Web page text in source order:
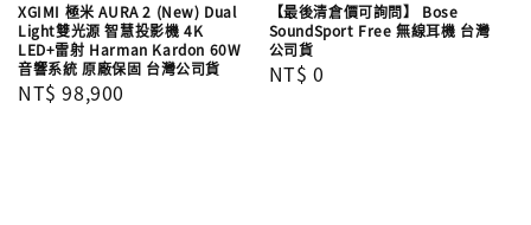
XGIMI 極米 AURA 2 (New) Dual
Light雙光源 智慧投影機 4K
LED+雷射 Harman Kardon 60W
音響系統 原廠保固 台灣公司貨
Regular
NT$ 98,900
【最後清倉價可詢問】 Bose
SoundSport Free 無線耳機 台灣
公司貨
Regular
NT$ 0